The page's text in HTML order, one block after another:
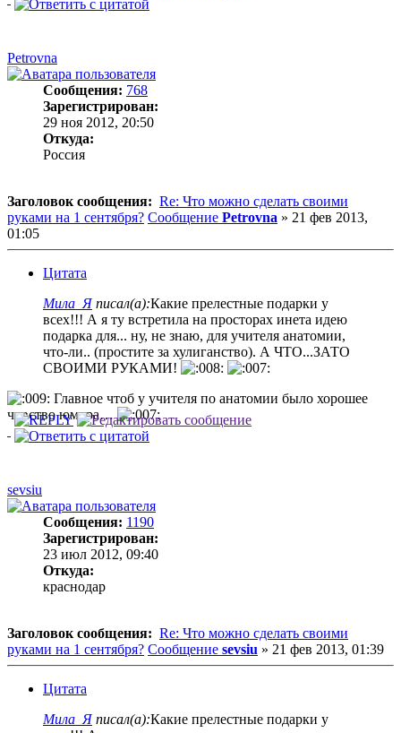
Petrovna
Сообщения: 768
Зарегистрирован:
29 ноя 2012, 20:50
Откуда:
Россия
Заголовок сообщения: Re: Что можно сделать своими
руками на 1 сентября? Сообщение Petrovna » 21 фев 2013,
01:05
Цитата
Мила_Я писал(а):Какие прелестные подарки у
всех!!! А я ту встретила на просторах инета идею
подарка для... ну, не знаю, для учителя анатомии,
что-ли.. (простите за хулиганство). А ЧТО...ЗАТО
СВОИМИ РУКАМИ!
Главное чтоб у учителя по анатомии было хорошее
чувство юмора…
sevsiu
Сообщения: 1190
Зарегистрирован:
23 июл 2012, 09:40
Откуда:
краснодар
Заголовок сообщения: Re: Что можно сделать своими
руками на 1 сентября? Сообщение sevsiu » 21 фев 2013, 01:39
Цитата
Мила_Я писал(а):Какие прелестные подарки у